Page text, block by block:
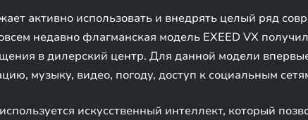
активно использовать и внедрять целый ряд
недавно флагманская модель EXEED VX
в дилерский центр. Для данной модели
музыку, видео, погоду, доступ к социальным
искусственный интеллект, который